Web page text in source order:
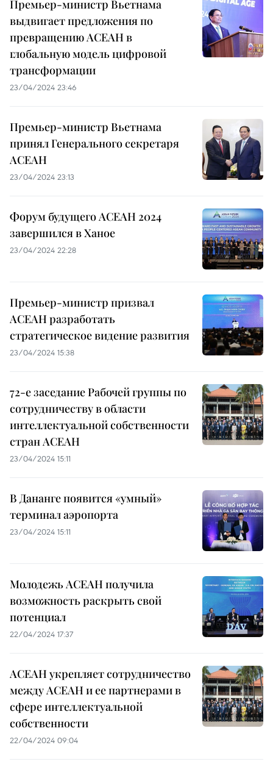
Премьер-министр Вьетнама
выдвигает предложения по
превращению АСЕАН в
глобальную модель цифровой
трансформации
23/04/2024 23:46
Премьер-министр Вьетнама
принял Генерального секретаря
АСЕАН
23/04/2024 23:13
Форум будущего АСЕАН 2024
завершился в Ханое
23/04/2024 22:28
Премьер-министр призвал
АСЕАН разработать
стратегическое видение развития
23/04/2024 15:38
72-е заседание Рабочей группы по
сотрудничеству в области
интеллектуальной собственности
стран АСЕАН
23/04/2024 15:11
В Дананге появится «умный»
терминал аэропорта
23/04/2024 15:11
Молодежь АСЕАН получила
возможность раскрыть свой
потенциал
22/04/2024 17:37
АСЕАН укрепляет сотрудничество
между АСЕАН и ее партнерами в
сфере интеллектуальной
собственности
22/04/2024 09:04